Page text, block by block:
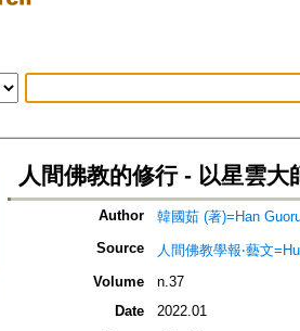
人間佛教的修行 - 以星雲
Author
韓國茹 (著)=Han
Source
人間佛教學報‧藝文
Volume
n.37
Date
2022.01